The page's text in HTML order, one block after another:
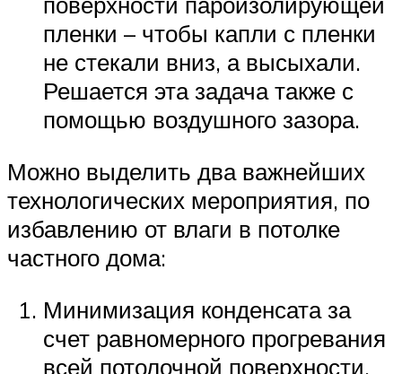
пленки – чтобы капли с пленки
не стекали вниз, а высыхали.
Решается эта задача также с
помощью воздушного зазора.
Можно выделить два важнейших
технологических мероприятия, по
избавлению от влаги в потолке
частного дома:
Минимизация конденсата за
счет равномерного прогревания
всей потолочной поверхности.